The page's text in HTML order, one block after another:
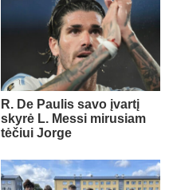
R. De Paulis savo įvartį
skyrė L. Messi mirusiam
tėčiui Jorge